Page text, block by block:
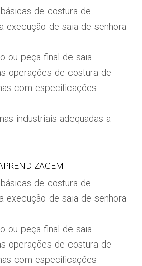
de costura de
execução de saia de senhora
ou peça final de saia.
operações de costura de
com especificações
industriais adequadas a
de costura de
execução de saia de senhora
ou peça final de saia.
operações de costura de
com especificações